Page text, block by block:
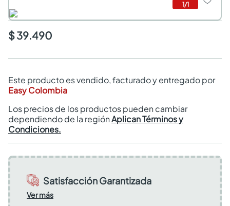
1/1
$ 39.490
Este producto es vendido, facturado y entregado por
Easy Colombia
Los precios de los productos pueden cambiar
dependiendo de la regiónAplican Términos y
Condiciones.
Satisfacción Garantizada
Ver más